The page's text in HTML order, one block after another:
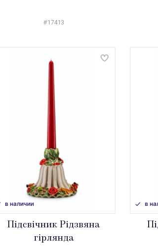
#17413
в наличии
Підсвічник Рідзвяна
гірлянда
в